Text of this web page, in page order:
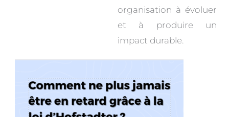
organisation à évoluer
et à produire un
impact durable.